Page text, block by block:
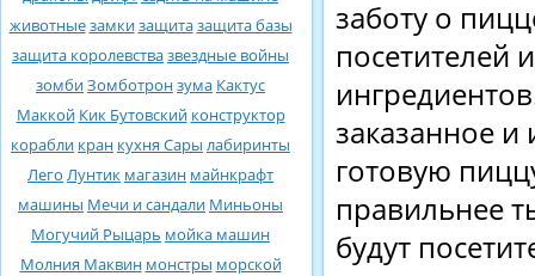
животныезамкизащитазащита базы
защита королевствазвездные войны
зомбиЗомботронзума Кактус
Маккой Кик Бутовский конструктор
корабли кран кухня Сары лабиринты
Лего Лунтик магазин майнкрафт
машины Мечи и сандали Миньоны
Могучий Рыцарь мойка машин
Молния Маквин монстры морской
заботу о
посетителей
заказанное и
готовую
правильнее
будут